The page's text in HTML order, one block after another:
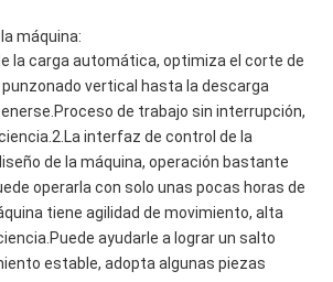
máquina:
la carga automática, optimiza el corte de
vertical hasta la descarga
de trabajo sin interrupción,
interfaz de control de la
de la máquina, operación bastante
operarla con solo unas pocas horas de
tiene agilidad de movimiento, alta
ayudarle a lograr un salto
estable, adopta algunas piezas